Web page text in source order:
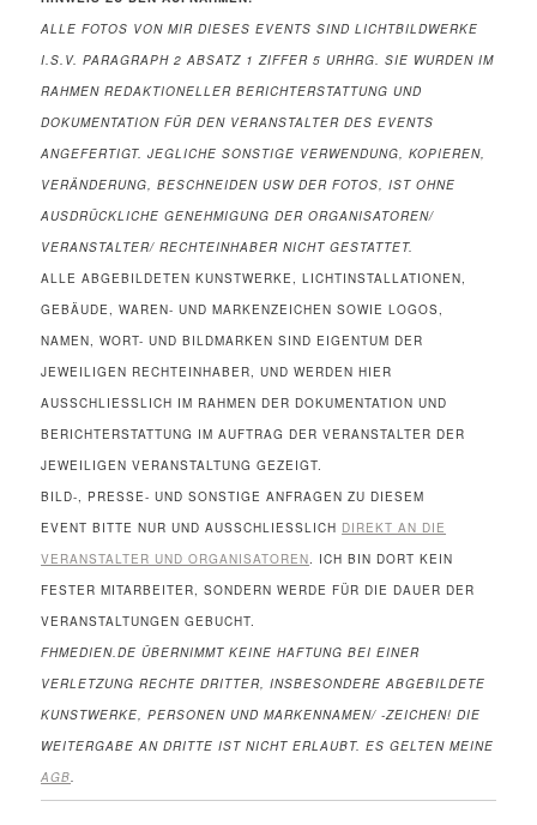
ALLE FOTOS VON MIR DIESES EVENTS SIND LICHTBILDWERKE
I.S.V. PARAGRAPH 2 ABSATZ 1 ZIFFER 5 URHRG. SIE WURDEN IM
RAHMEN REDAKTIONELLER BERICHTERSTATTUNG UND
DOKUMENTATION FÜR DEN VERANSTALTER DES EVENTS
ANGEFERTIGT. JEGLICHE SONSTIGE VERWENDUNG, KOPIEREN,
VERÄNDERUNG, BESCHNEIDEN USW DER FOTOS, IST OHNE
AUSDRÜCKLICHE GENEHMIGUNG DER ORGANISATOREN/
VERANSTALTER/ RECHTEINHABER NICHT GESTATTET.
ALLE ABGEBILDETEN KUNSTWERKE, LICHTINSTALLATIONEN,
GEBÄUDE, WAREN- UND MARKENZEICHEN SOWIE LOGOS,
NAMEN, WORT- UND BILDMARKEN SIND EIGENTUM DER
JEWEILIGEN RECHTEINHABER, UND WERDEN HIER
AUSSCHLIESSLICH IM RAHMEN DER DOKUMENTATION UND
BERICHTERSTATTUNG IM AUFTRAG DER VERANSTALTER DER
JEWEILIGEN VERANSTALTUNG GEZEIGT.
BILD-, PRESSE- UND SONSTIGE ANFRAGEN ZU DIESEM
EVENT BITTE NUR UND AUSSCHLIESSLICH DIREKT AN DIE
VERANSTALTER UND ORGANISATOREN . ICH BIN DORT KEIN
FESTER MITARBEITER, SONDERN WERDE FÜR DIE DAUER DER
VERANSTALTUNGEN GEBUCHT.
FHMEDIEN.DE ÜBERNIMMT KEINE HAFTUNG BEI EINER
VERLETZUNG RECHTE DRITTER, INSBESONDERE ABGEBILDETE
KUNSTWERKE, PERSONEN UND MARKENNAMEN/ -ZEICHEN! DIE
WEITERGABE AN DRITTE IST NICHT ERLAUBT. ES GELTEN MEINE
AGB